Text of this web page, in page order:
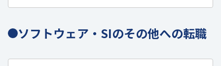
ソフトウェア・SIのその他への転職